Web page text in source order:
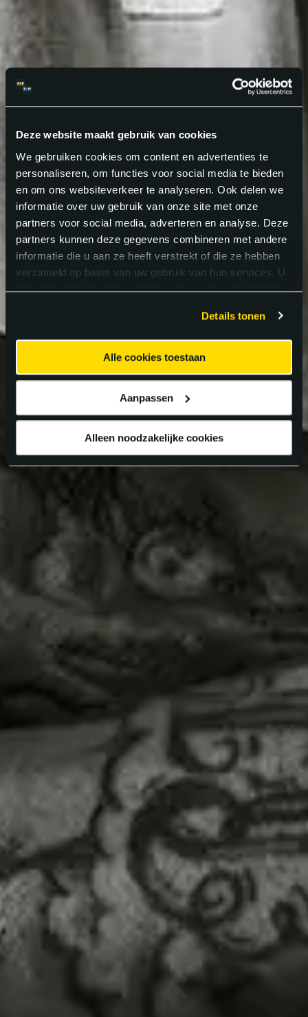
Deze website maakt gebruik van cookies
We gebruiken cookies om content en advertenties te
personaliseren, om functies voor social media te bieden
en om ons websiteverkeer te analyseren. Ook delen we
informatie over uw gebruik van onze site met onze
partners voor social media, adverteren en analyse. Deze
partners kunnen deze gegevens combineren met andere
informatie die u aan ze heeft verstrekt of die ze hebben
verzameld op basis van uw gebruik van hun services. U
gaat akkoord met onze cookies als u onze website blijft
Details tonen
Alle cookies toestaan
Aanpassen
Alleen noodzakelijke cookies